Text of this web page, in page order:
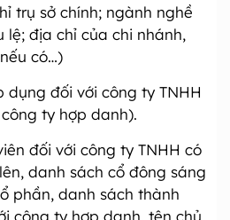
trụ sở chính; ngành nghề
lệ; địa chỉ của chi nhánh,
có…)
dụng đối với công ty TNHH
ty hợp danh).
đối với công ty TNHH có
danh sách cổ đông sáng
phần, danh sách thành